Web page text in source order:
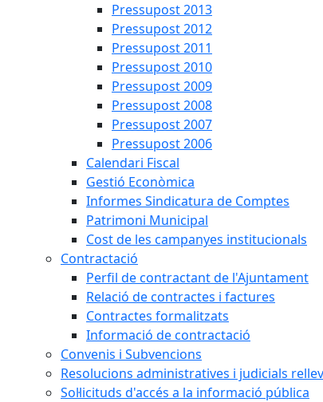
Pressupost 2013
Pressupost 2012
Pressupost 2011
Pressupost 2010
Pressupost 2009
Pressupost 2008
Pressupost 2007
Pressupost 2006
Calendari Fiscal
Gestió Econòmica
Informes Sindicatura de Comptes
Patrimoni Municipal
Cost de les campanyes institucionals
Contractació
Perfil de contractant de l'Ajuntament
Relació de contractes i factures
Contractes formalitzats
Informació de contractació
Convenis i Subvencions
Resolucions administratives i judicials
Sol·licituds d'accés a la informació pública